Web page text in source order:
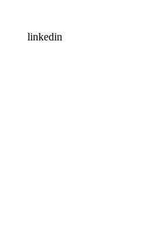
linkedin